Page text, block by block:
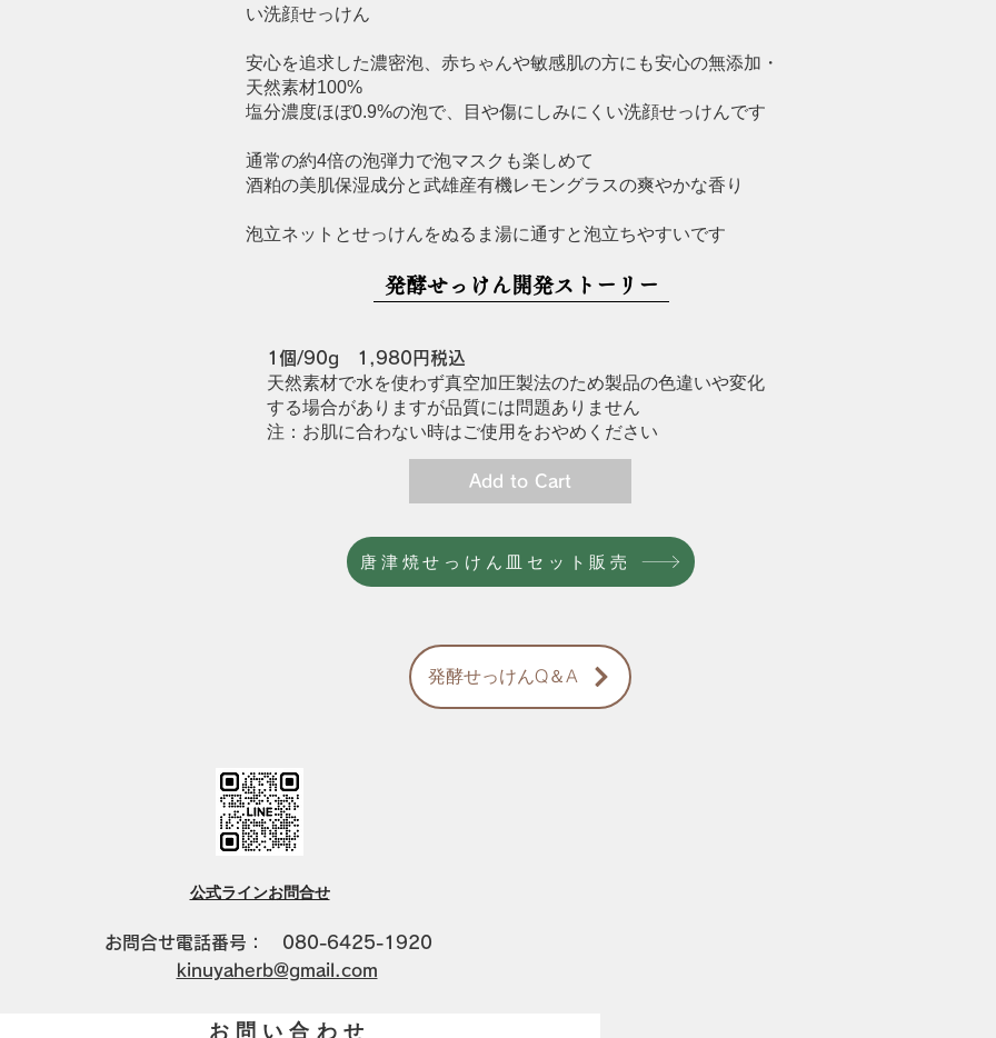
発酵せっけん開発ストーリー
1個/90g 1,980円税込
天然素材で水を使わず真空加圧製法のため製品の色違いや変化
する場合がありますが品質には問題ありません
注：お肌に合わない時はご使用をおやめください
Add to Cart
唐津焼せっけん皿セット販売
い洗顔せっけん
安心を追求した濃密泡、赤ちゃんや敏感肌の方にも安心の無添加・
天然素材100%
塩分濃度ほぼ0.9%の泡で、目や傷にしみにくい洗顔せっけんです
通常の約4倍の泡弾力で泡マスクも楽しめて​
酒粕の美肌保湿成分と武雄産有機レモングラスの爽やかな香り​
泡立ネットとせっけんをぬるま湯に通すと​泡立ちやすいです
発酵せっけんQ＆A
公式ラインお問合せ
​お問合せ電話番号： 080-6425-1920
kinuyaherb@gmail.com
お問い合わせ